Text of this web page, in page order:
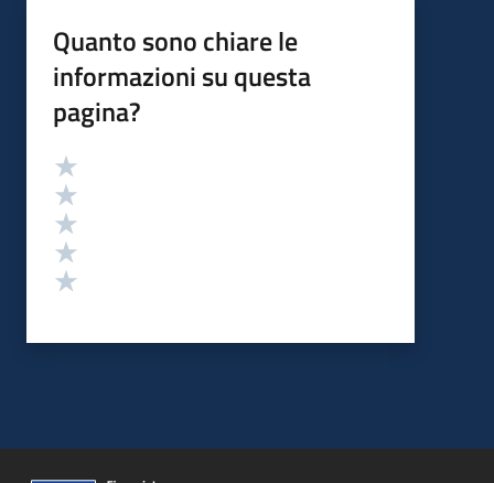
Quanto sono chiare le
informazioni su questa
pagina?
Valutazione